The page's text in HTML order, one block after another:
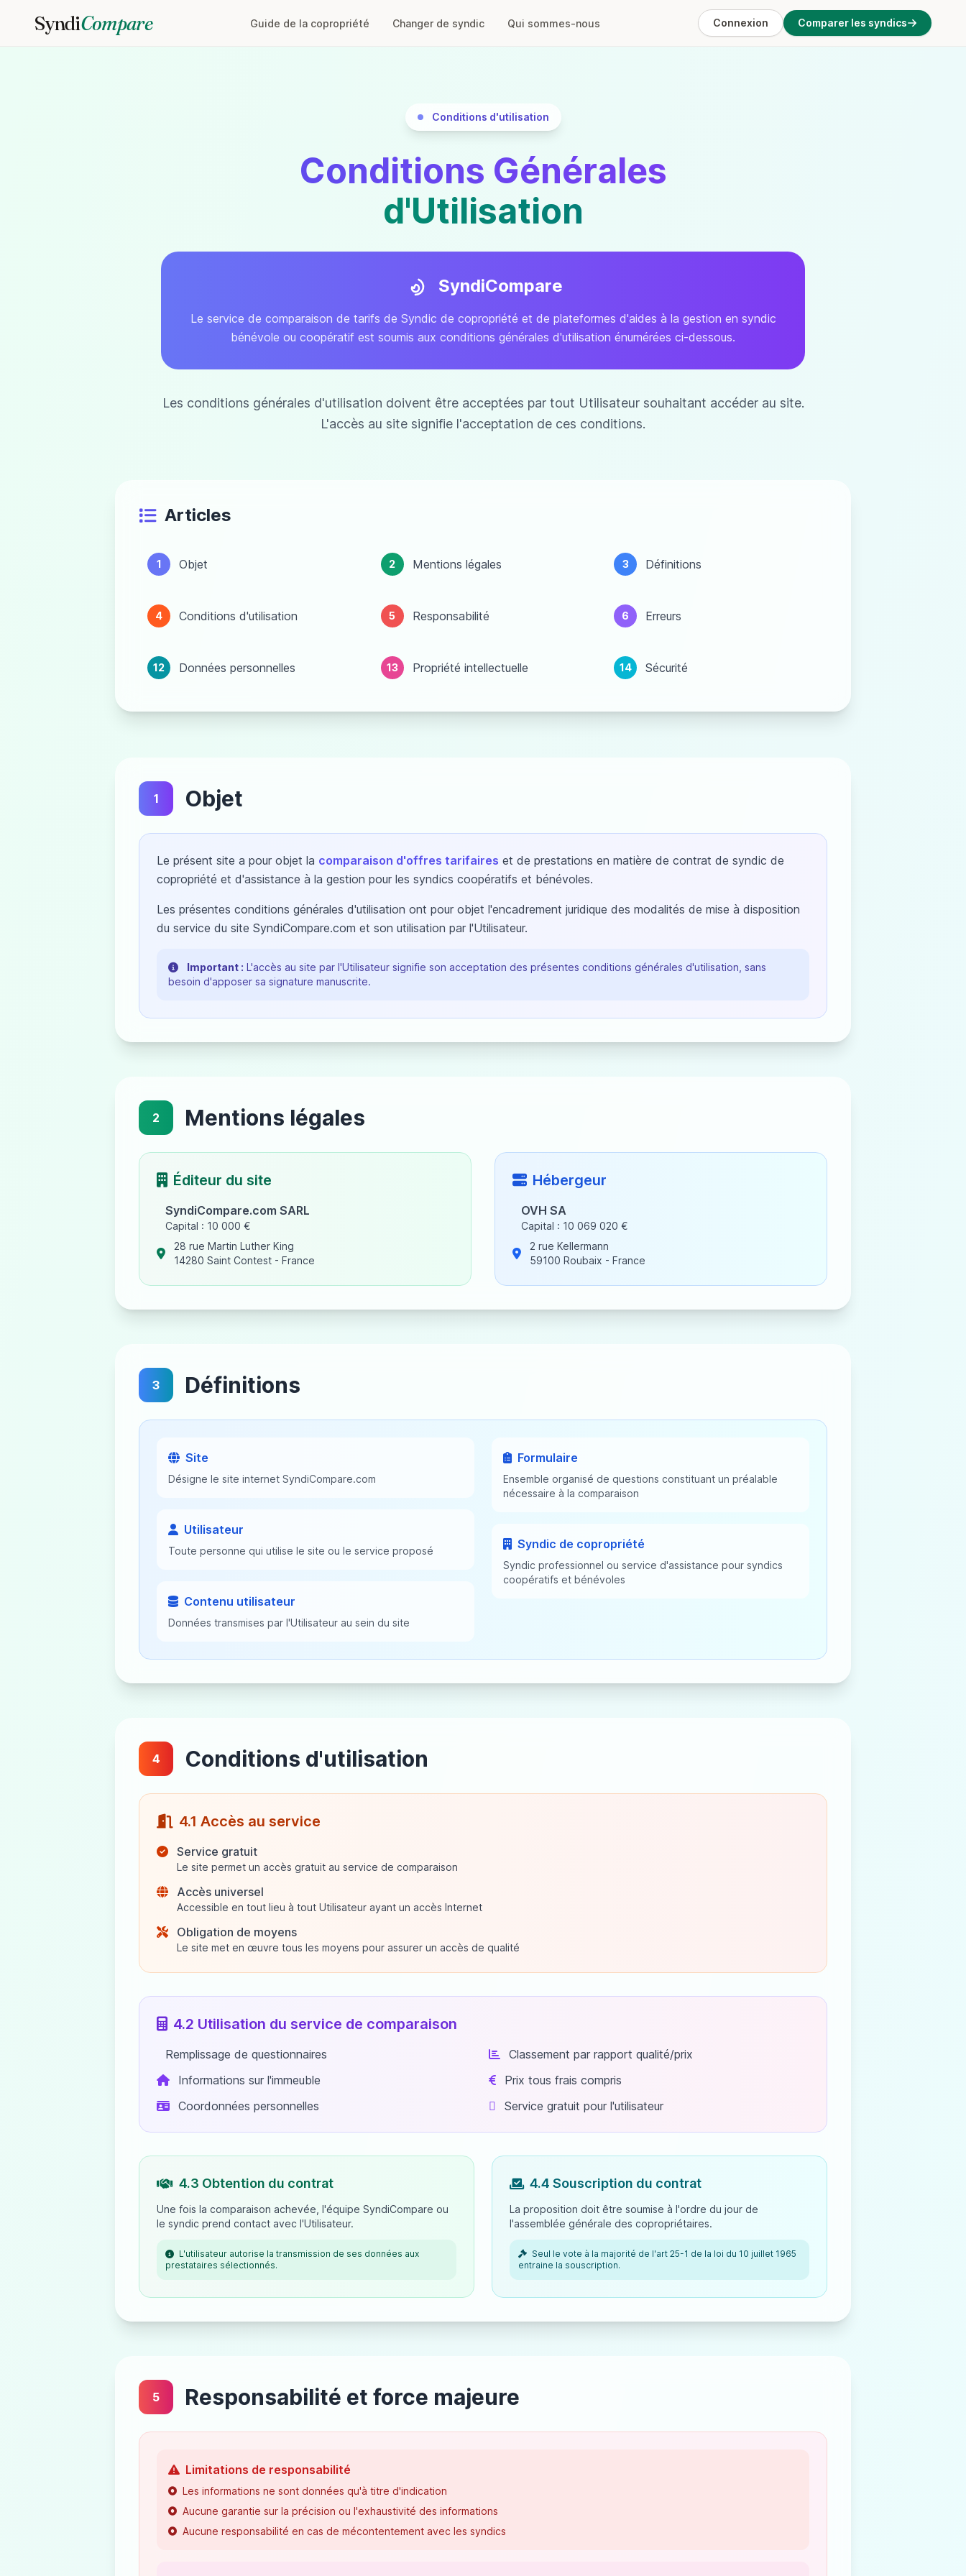
SyndiCompare Guide de la copropriété Changer de syndic Qui sommes-nous Connexion Comparer les syndics
Conditions d'utilisation
Conditions Générales
d'Utilisation
SyndiCompare
Le service de comparaison de tarifs de Syndic de copropriété et de plateformes d'aides à la gestion en syndic
bénévole ou coopératif est soumis aux conditions générales d'utilisation énumérées ci-dessous.
Les conditions générales d'utilisation doivent être acceptées par tout Utilisateur souhaitant accéder au site.
L'accès au site signifie l'acceptation de ces conditions.
Articles
1 Objet 2 Mentions légales 3 Définitions
4 Conditions d'utilisation 5 Responsabilité 6 Erreurs
12 Données personnelles 13 Propriété intellectuelle 14 Sécurité
1 Objet
Le présent site a pour objet la comparaison d'offres tarifaires et de prestations en matière de contrat de syndic de
copropriété et d'assistance à la gestion pour les syndics coopératifs et bénévoles.
Les présentes conditions générales d'utilisation ont pour objet l'encadrement juridique des modalités de mise à disposition
du service du site SyndiCompare.com et son utilisation par l'Utilisateur.
Important : L'accès au site par l'Utilisateur signifie son acceptation des présentes conditions générales d'utilisation, sans
besoin d'apposer sa signature manuscrite.
2 Mentions légales
Éditeur du site
SyndiCompare.com SARL
Capital : 10 000 €
28 rue Martin Luther King
14280 Saint Contest - France
Hébergeur
OVH SA
Capital : 10 069 020 €
2 rue Kellermann
59100 Roubaix - France
3 Définitions
Site
Désigne le site internet SyndiCompare.com
Utilisateur
Toute personne qui utilise le site ou le service proposé
Contenu utilisateur
Données transmises par l'Utilisateur au sein du site
Formulaire
Ensemble organisé de questions constituant un préalable
nécessaire à la comparaison
Syndic de copropriété
Syndic professionnel ou service d'assistance pour syndics
coopératifs et bénévoles
4 Conditions d'utilisation
4.1 Accès au service
Service gratuit
Le site permet un accès gratuit au service de comparaison
Accès universel
Accessible en tout lieu à tout Utilisateur ayant un accès Internet
Obligation de moyens
Le site met en œuvre tous les moyens pour assurer un accès de qualité
4.2 Utilisation du service de comparaison
Remplissage de questionnaires
Informations sur l'immeuble
Coordonnées personnelles
Classement par rapport qualité/prix
Prix tous frais compris
Service gratuit pour l'utilisateur
4.3 Obtention du contrat
Une fois la comparaison achevée, l'équipe SyndiCompare ou
le syndic prend contact avec l'Utilisateur.
L'utilisateur autorise la transmission de ses données aux
prestataires sélectionnés.
4.4 Souscription du contrat
La proposition doit être soumise à l'ordre du jour de
l'assemblée générale des copropriétaires.
Seul le vote à la majorité de l'art 25-1 de la loi du 10 juillet 1965
entraine la souscription.
5 Responsabilité et force majeure
Limitations de responsabilité
Les informations ne sont données qu'à titre d'indication
Aucune garantie sur la précision ou l'exhaustivité des informations
Aucune responsabilité en cas de mécontentement avec les syndics